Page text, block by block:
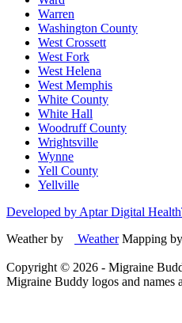
Warren
Washington County
West Crossett
West Fork
West Helena
West Memphis
White County
White Hall
Woodruff County
Wrightsville
Wynne
Yell County
Yellville
Developed by Aptar Digital Health
Weather by
WeatherMapping by
Copyright © 2026 - Migraine
Migraine Buddy logos and names